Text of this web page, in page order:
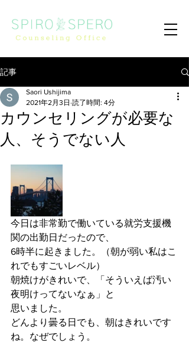
記事
カウンセリングが必要な
人、そうでない人
Saori Ushijima
2021年2月3日 読了時間: 4分
今日は非常勤で働いている就労支援機
関の出勤日だったので、
6時半に起きました。（朝が弱い私はこ
れでもすごいレベル）
朝焼けがきれいで、「そういえば汚い
夜明けってないなぁ」と
思いました。
どんより曇る日でも、朝はきれいです
ね。なぜでしょう。